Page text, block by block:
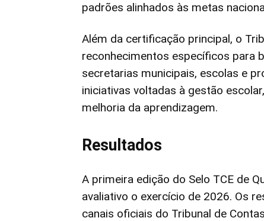
padrões alinhados às metas
Além da certificação principal, o
reconhecimentos específicos para
secretarias municipais, escolas e
iniciativas voltadas à gestão
melhoria da aprendizagem.
Resultados
A primeira edição do Selo TCE de
avaliativo o exercício de 2026. Os
canais oficiais do Tribunal de